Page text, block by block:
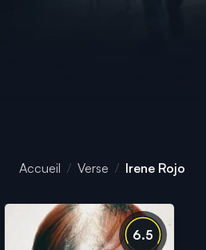
Accueil Verse Irene Rojo
6.5